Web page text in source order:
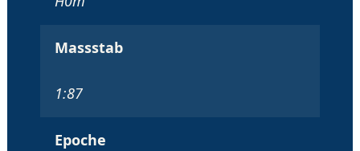
Massstab
1:87
Epoche